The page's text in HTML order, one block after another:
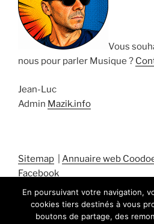
Vous
nous pour parler Musique ?
Jean-Luc
Admin Mazik.info
Sitemap Annuaire web
Facebook
En poursuivant votre navigation,
cookies tiers destinés à vous
boutons de partage, des